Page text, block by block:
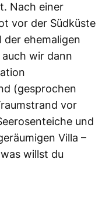
Nach einer
vor der Südküste
der ehemaligen
wir dann
(gesprochen
vor
und
Villa –
willst du